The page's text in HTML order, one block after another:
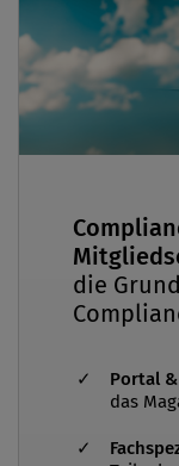
die
Portal
das